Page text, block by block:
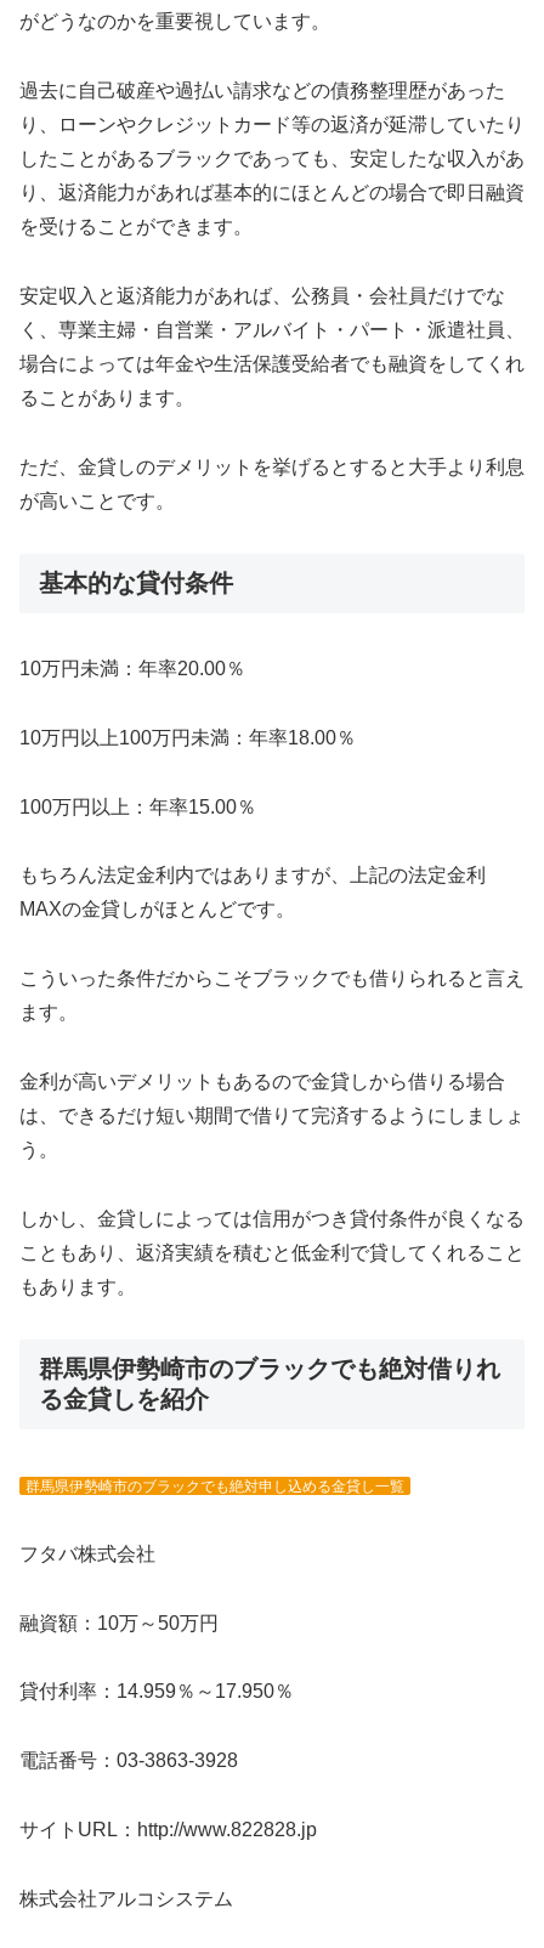
がどうなのかを重要視しています。
過去に自己破産や過払い請求などの債務整理歴があった
り、ローンやクレジットカード等の返済が延滞していたり
したことがあるブラックであっても、安定したな収入があ
り、返済能力があれば基本的にほとんどの場合で即日融資
を受けることができます。
安定収入と返済能力があれば、公務員・会社員だけでな
く、専業主婦・自営業・アルバイト・パート・派遣社員、
場合によっては年金や生活保護受給者でも融資をしてくれ
ることがあります。
ただ、金貸しのデメリットを挙げるとすると大手より利息
が高いことです。
基本的な貸付条件
10万円未満：年率20.00％
10万円以上100万円未満：年率18.00％
100万円以上：年率15.00％
もちろん法定金利内ではありますが、上記の法定金利
MAXの金貸しがほとんどです。
こういった条件だからこそブラックでも借りられると言え
ます。
金利が高いデメリットもあるので金貸しから借りる場合
は、できるだけ短い期間で借りて完済するようにしましょ
う。
しかし、金貸しによっては信用がつき貸付条件が良くなる
こともあり、返済実績を積むと低金利で貸してくれること
もあります。
群馬県伊勢崎市のブラックでも絶対借りれ
る金貸しを紹介
群馬県伊勢崎市のブラックでも絶対申し込める金貸し一覧
フタバ株式会社
融資額：10万～50万円
貸付利率：14.959％～17.950％
電話番号：03-3863-3928
サイトURL：http://www.822828.jp
株式会社アルコシステム